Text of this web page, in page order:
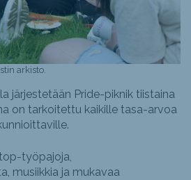
arkisto.
järjestetään Pride-piknik tiistaina
on tarkoitettu kaikille tasa-​arvoa
työpajoja,
musiikkia ja mukavaa